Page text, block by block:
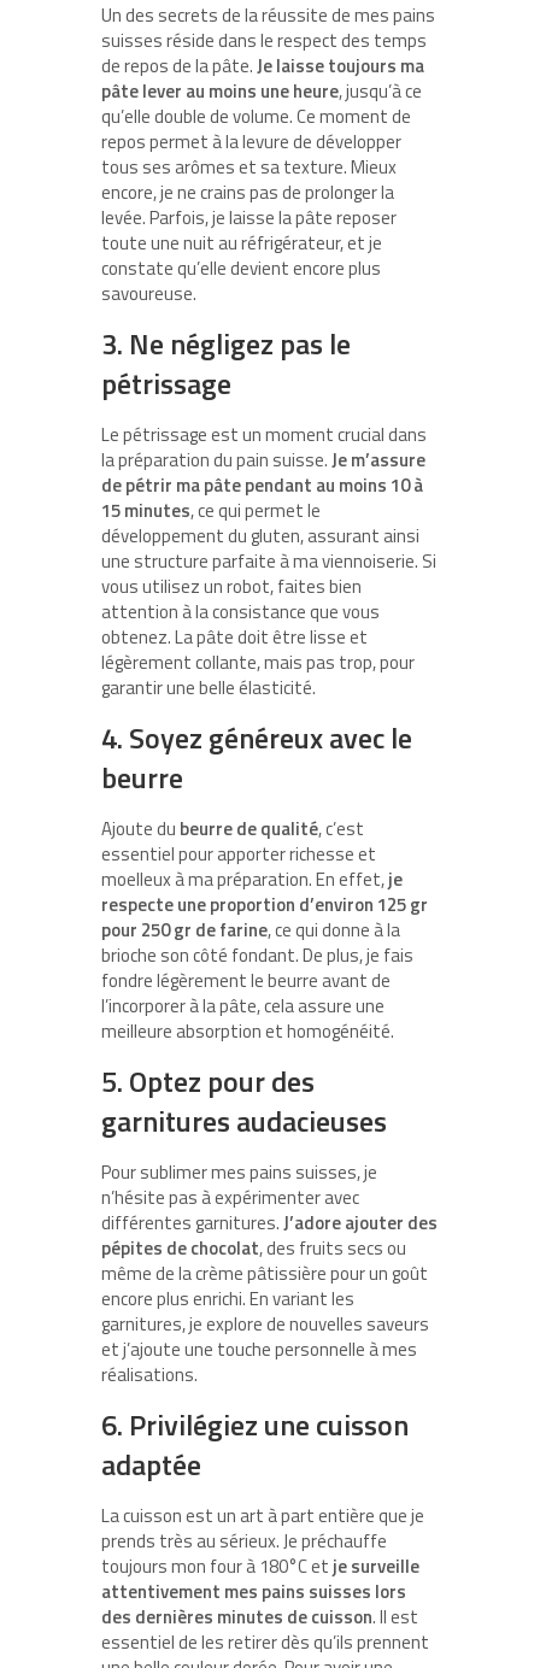
Un des secrets de la réussite de mes pains
suisses réside dans le respect des temps
de repos de la pâte.Je laisse toujours ma
pâte lever au moins une heure, jusqu’à ce
qu’elle double de volume. Ce moment de
repos permet à la levure de développer
tous ses arômes et sa texture. Mieux
encore, je ne crains pas de prolonger la
levée. Parfois, je laisse la pâte reposer
toute une nuit au réfrigérateur, et je
constate qu’elle devient encore plus
savoureuse.
3. Ne négligez pas le
pétrissage
Le pétrissage est un moment crucial dans
la préparation du pain suisse.Je m’assure
de pétrir ma pâte pendant au moins 10 à
15 minutes, ce qui permet le
développement du gluten, assurant ainsi
une structure parfaite à ma viennoiserie. Si
vous utilisez un robot, faites bien
attention à la consistance que vous
obtenez. La pâte doit être lisse et
légèrement collante, mais pas trop, pour
garantir une belle élasticité.
4. Soyez généreux avec le
beurre
Ajoute du beurre de qualité, c’est
essentiel pour apporter richesse et
moelleux à ma préparation. En effet,je
respecte une proportion d’environ 125 gr
pour 250 gr de farine, ce qui donne à la
brioche son côté fondant. De plus, je fais
fondre légèrement le beurre avant de
l’incorporer à la pâte, cela assure une
meilleure absorption et homogénéité.
5. Optez pour des
garnitures audacieuses
Pour sublimer mes pains suisses, je
n’hésite pas à expérimenter avec
différentes garnitures.J’adore ajouter des
pépites de chocolat, des fruits secs ou
même de la crème pâtissière pour un goût
encore plus enrichi. En variant les
garnitures, je explore de nouvelles saveurs
et j’ajoute une touche personnelle à mes
réalisations.
6. Privilégiez une cuisson
adaptée
La cuisson est un art à part entière que je
prends très au sérieux. Je préchauffe
toujours mon four à 180°C et je surveille
attentivement mes pains suisses lors
des dernières minutes de cuisson. Il est
essentiel de les retirer dès qu’ils prennent